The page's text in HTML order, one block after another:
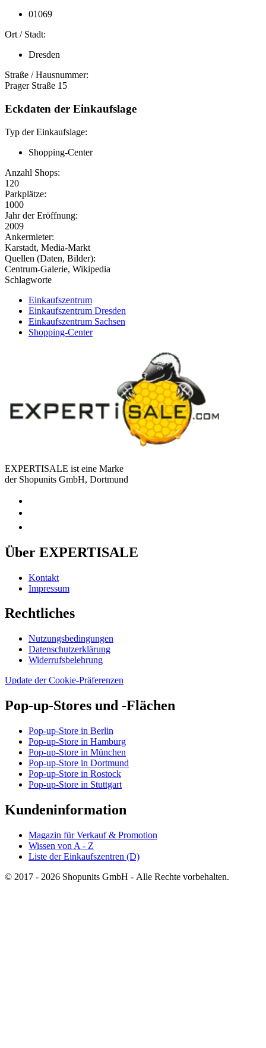
01069
Ort / Stadt:
Dresden
Straße / Hausnummer:
Prager Straße 15
Eckdaten der Einkaufslage
Typ der Einkaufslage:
Shopping-Center
Anzahl Shops:
120
Parkplätze:
1000
Jahr der Eröffnung:
2009
Ankermieter:
Karstadt, Media-Markt
Quellen (Daten, Bilder):
Centrum-Galerie, Wikipedia
Schlagworte
Einkaufszentrum
Einkaufszentrum Dresden
Einkaufszentrum Sachsen
Shopping-Center
EXPERTISALE ist eine Marke
der Shopunits GmbH, Dortmund
Über EXPERTISALE
Kontakt
Impressum
Rechtliches
Nutzungsbedingungen
Datenschutzerklärung
Widerrufsbelehrung
Update der Cookie-Präferenzen
Pop-up-Stores und -Flächen
Pop-up-Store in Berlin
Pop-up-Store in Hamburg
Pop-up-Store in München
Pop-up-Store in Dortmund
Pop-up-Store in Rostock
Pop-up-Store in Stuttgart
Kundeninformation
Magazin für Verkauf & Promotion
Wissen von A - Z
Liste der Einkaufszentren (D)
© 2017 - 2026 Shopunits GmbH - Alle Rechte vorbehalten.